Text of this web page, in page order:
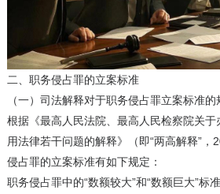
二、职务侵占罪的立案标准
（一）司法解释对于职务侵占罪立案标准的
根据《最高人民法院、最高人民检察院关
用法律若干问题的解释》（即“两高解释”，
侵占罪的立案标准有如下规定：
职务侵占罪中的“数额较大”和“数额巨大”标